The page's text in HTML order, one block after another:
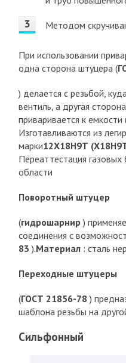
Методом
При использовании
одна сторона штуцера (
) делается с резьбой,
вентиль, а другая
приваривается к
Изготавливаются из
марки12Х18Н9Т
Переаттестация
области
Поворотный штуцер
(гидрошарнир )
соединения с
83 ).Материал: сталь
Переходные штуцеры
(ГОСТ 21856-78 )
шаблона резьбы на
Сильфонный